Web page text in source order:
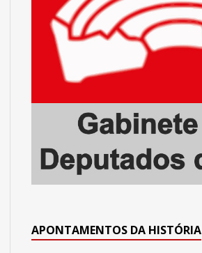
APONTAMENTOS DA HISTÓRIA